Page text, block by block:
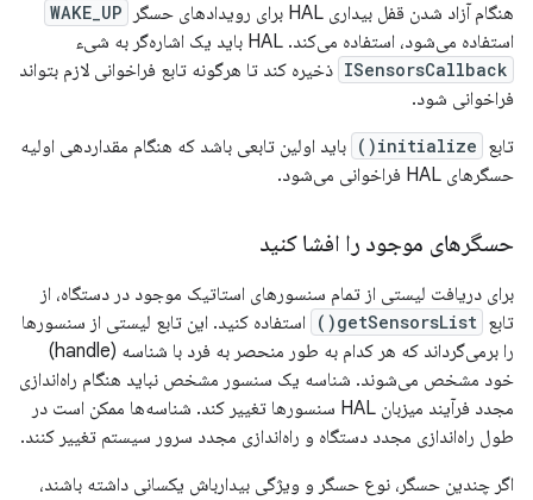
هنگام آزاد شدن قفل بیداری HAL برای رویدادهای حسگر
WAKE_UP
استفاده می‌شود، استفاده می‌کند. HAL باید یک اشاره‌گر به شیء
ISensorsCallback ذخیره کند تا هرگونه تابع فراخوانی لازم بتواند
فراخوانی شود.
تابع initialize()
باید اولین تابعی باشد که هنگام مقداردهی اولیه
حسگرهای HAL فراخوانی می‌شود.
حسگرهای موجود را افشا کنید
برای دریافت لیستی از تمام سنسورهای استاتیک موجود در دستگاه، از
تابع getSensorsList()
استفاده کنید. این تابع لیستی از سنسورها
را برمی‌گرداند که هر کدام به طور منحصر به فرد با شناسه (handle)
خود مشخص می‌شوند. شناسه یک سنسور مشخص نباید هنگام راه‌اندازی
مجدد فرآیند میزبان HAL سنسورها تغییر کند. شناسه‌ها ممکن است در
طول راه‌اندازی مجدد دستگاه و راه‌اندازی مجدد سرور سیستم تغییر کنند.
اگر چندین حسگر، نوع حسگر و ویژگی بیدارباش یکسانی داشته باشند،